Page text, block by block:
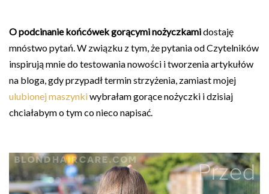
O podcinanie końcówek gorącymi nożyczkamidostaję
mnóstwo pytań. W związku z tym, że pytania od Czytelników
inspirują mnie do testowania nowości i tworzenia artykułów
na bloga, gdy przypadł termin strzyżenia, zamiast mojej
ulubionej maszynkiwybrałam gorące nożyczki i dzisiaj
chciałabym o tym co nieco napisać.